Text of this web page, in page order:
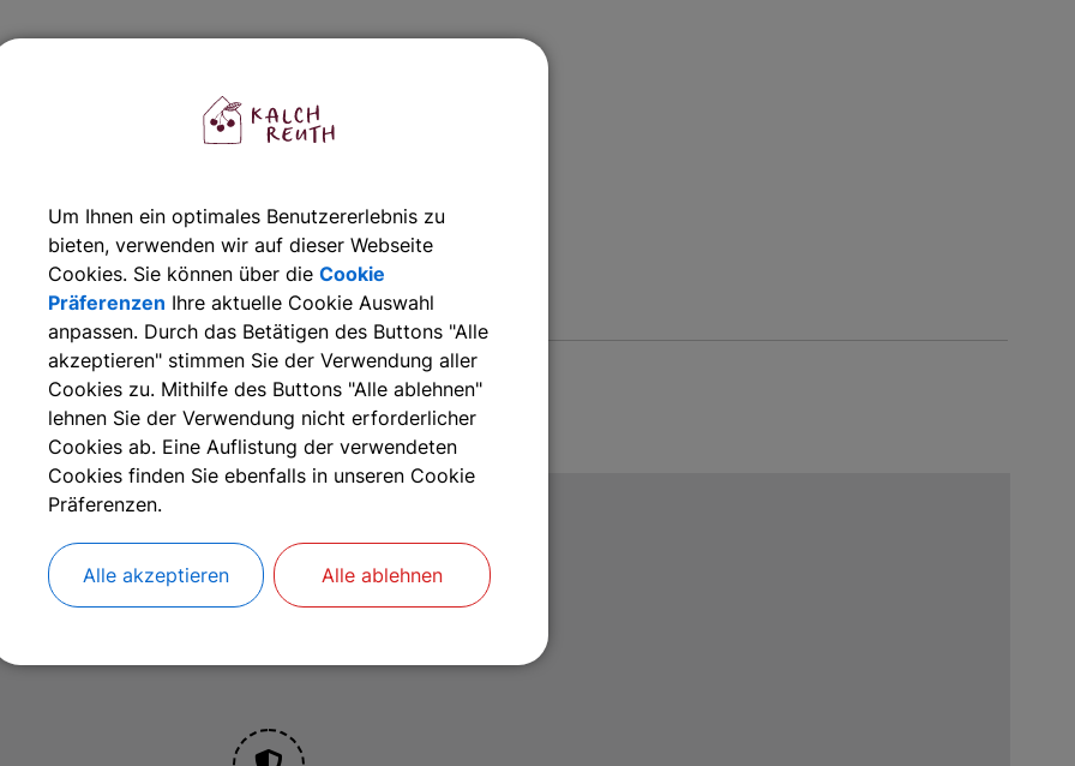
Um Ihnen ein optimales Benutzererlebnis zu
bieten, verwenden wir auf dieser Webseite
Cookies. Sie können über die Cookie
Präferenzen Ihre aktuelle Cookie Auswahl
anpassen. Durch das Betätigen des Buttons "Alle
akzeptieren" stimmen Sie der Verwendung aller
Cookies zu. Mithilfe des Buttons "Alle ablehnen"
lehnen Sie der Verwendung nicht erforderlicher
Cookies ab. Eine Auflistung der verwendeten
Cookies finden Sie ebenfalls in unseren Cookie
Präferenzen.
Alle akzeptieren Alle ablehnen